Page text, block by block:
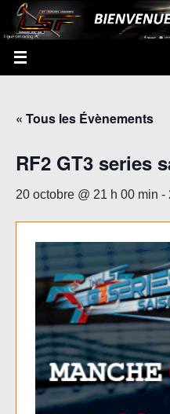
« Tous les Évènements
RF2 GT3 series
20 octobre @ 21 h 00 min -